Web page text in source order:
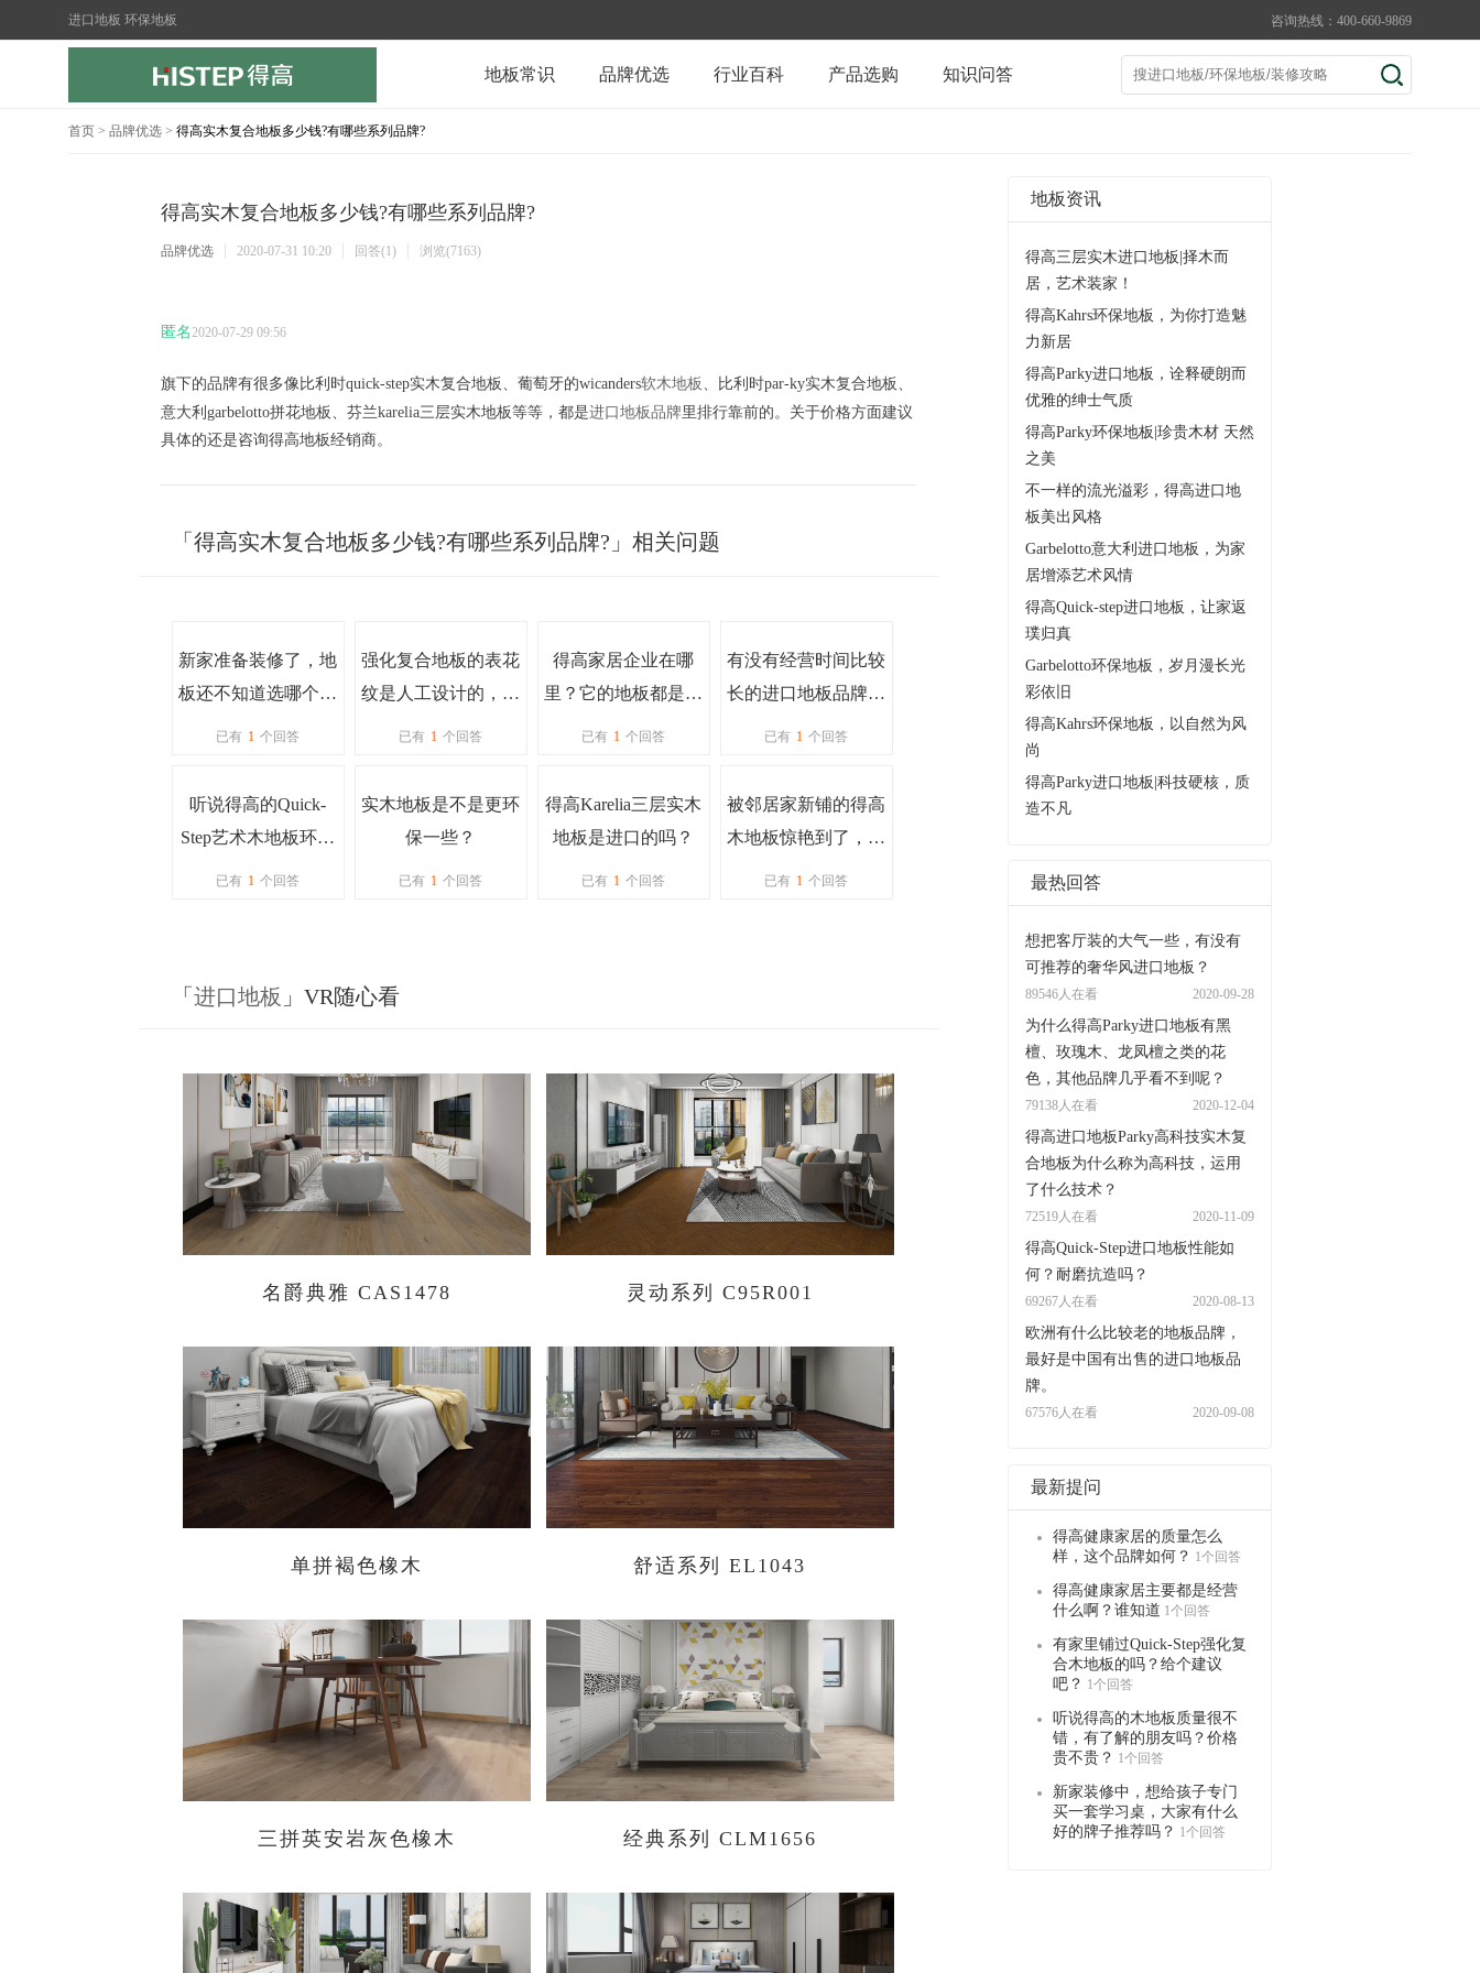
进口地板 环保地板 咨询热线：400-660-9869
地板常识 品牌优选 行业百科 产品选购 知识问答
首页 > 品牌优选 > 得高实木复合地板多少钱?有哪些系列品牌?
得高实木复合地板多少钱?有哪些系列品牌?
品牌优选 2020-07-31 10:20 回答(1) 浏览(7163)
匿名2020-07-29 09:56
旗下的品牌有很多像比利时quick-step实木复合地板、葡萄牙的wicanders软木地板 、比利时par-ky实木复合地板、
意大利garbelotto拼花地板、芬兰karelia三层实木地板等等，都是进口地板品牌里排行靠前的。关于价格方面建议
具体的还是咨询得高地板经销商。
「得高实木复合地板多少钱?有哪些系列品牌?」相关问题
新家准备装修了，地
板还不知道选哪个牌
子，大家给点意见
已有 1 个回答
强化复合地板的表花
纹是人工设计的，会
不会重复率很高一看
已有 1 个回答
得高家居企业在哪
里？它的地板都是进
口的吗？
已有 1 个回答
有没有经营时间比较
长的进口地板品牌？
口碑比较好的
已有 1 个回答
听说得高的Quick-
Step艺术木地板环保
方面做的不错，有没
已有 1 个回答
实木地板是不是更环
保一些？
已有 1 个回答
得高Karelia三层实木
地板是进口的吗？
已有 1 个回答
被邻居家新铺的得高
木地板惊艳到了，谁
知道，来给详细介绍
已有 1 个回答
「 进口地板 」VR随心看
名爵典雅 CAS1478
单拼褐色橡木
三拼英安岩灰色橡木
灵动系列 C95R001
舒适系列 EL1043
经典系列 CLM1656
地板资讯
得高三层实木进口地板|择木而
居，艺术装家！
得高Kahrs环保地板，为你打造魅
力新居
得高Parky进口地板，诠释硬朗而
优雅的绅士气质
得高Parky环保地板|珍贵木材 天然
之美
不一样的流光溢彩，得高进口地
板美出风格
Garbelotto意大利进口地板，为家
居增添艺术风情
得高Quick-step进口地板，让家返
璞归真
Garbelotto环保地板，岁月漫长光
彩依旧
得高Kahrs环保地板，以自然为风
尚
得高Parky进口地板|科技硬核，质
造不凡
最热回答
想把客厅装的大气一些，有没有
可推荐的奢华风进口地板？
89546人在看 2020-09-28
为什么得高Parky进口地板有黑
檀、玫瑰木、龙凤檀之类的花
色，其他品牌几乎看不到呢？
79138人在看 2020-12-04
得高进口地板Parky高科技实木复
合地板为什么称为高科技，运用
了什么技术？
72519人在看 2020-11-09
得高Quick-Step进口地板性能如
何？耐磨抗造吗？
69267人在看 2020-08-13
欧洲有什么比较老的地板品牌，
最好是中国有出售的进口地板品
牌。
67576人在看 2020-09-08
最新提问
得高健康家居的质量怎么
样，这个品牌如何？ 1个回答
得高健康家居主要都是经营
什么啊？谁知道 1个回答
有家里铺过Quick-Step强化复
合木地板的吗？给个建议
吧？ 1个回答
听说得高的木地板质量很不
错，有了解的朋友吗？价格
贵不贵？ 1个回答
新家装修中，想给孩子专门
买一套学习桌，大家有什么
好的牌子推荐吗？ 1个回答